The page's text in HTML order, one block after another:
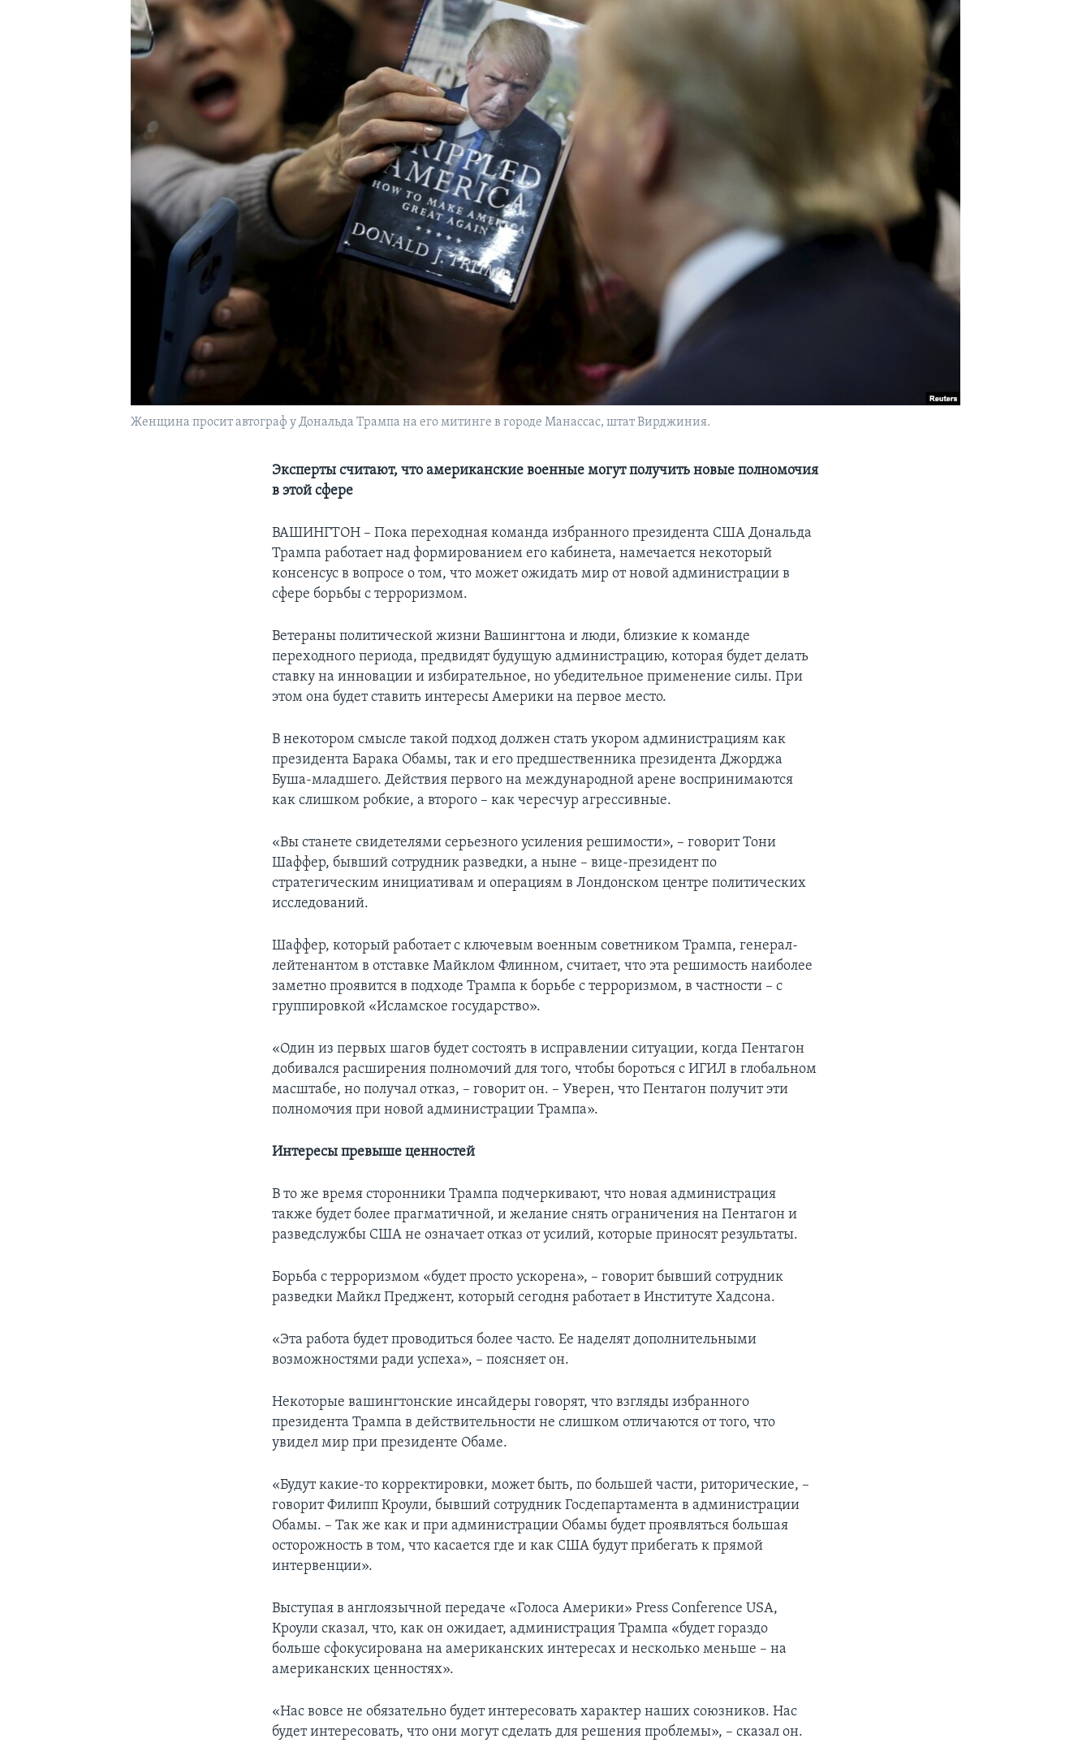
Женщина просит автограф у Дональда Трампа на его митинге в городе Манассас, штат Вирджиния.
Эксперты считают, что американские военные могут получить новые полномочия
в этой сфере
ВАШИНГТОН – Пока переходная команда избранного президента США Дональда
Трампа работает над формированием его кабинета, намечается некоторый
консенсус в вопросе о том, что может ожидать мир от новой администрации в
сфере борьбы с терроризмом.
Ветераны политической жизни Вашингтона и люди, близкие к команде
переходного периода, предвидят будущую администрацию, которая будет делать
ставку на инновации и избирательное, но убедительное применение силы. При
этом она будет ставить интересы Америки на первое место.
В некотором смысле такой подход должен стать укором администрациям как
президента Барака Обамы, так и его предшественника президента Джорджа
Буша-младшего. Действия первого на международной арене воспринимаются
как слишком робкие, а второго – как чересчур агрессивные.
«Вы станете свидетелями серьезного усиления решимости», – говорит Тони
Шаффер, бывший сотрудник разведки, а ныне – вице-президент по
стратегическим инициативам и операциям в Лондонском центре политических
исследований.
Шаффер, который работает с ключевым военным советником Трампа, генерал-
лейтенантом в отставке Майклом Флинном, считает, что эта решимость наиболее
заметно проявится в подходе Трампа к борьбе с терроризмом, в частности – с
группировкой «Исламское государство».
«Один из первых шагов будет состоять в исправлении ситуации, когда Пентагон
добивался расширения полномочий для того, чтобы бороться с ИГИЛ в глобальном
масштабе, но получал отказ, – говорит он. – Уверен, что Пентагон получит эти
полномочия при новой администрации Трампа».
Интересы превыше ценностей
В то же время сторонники Трампа подчеркивают, что новая администрация
также будет более прагматичной, и желание снять ограничения на Пентагон и
разведслужбы США не означает отказ от усилий, которые приносят результаты.
Борьба с терроризмом «будет просто ускорена», – говорит бывший сотрудник
разведки Майкл Преджент, который сегодня работает в Институте Хадсона.
«Эта работа будет проводиться более часто. Ее наделят дополнительными
возможностями ради успеха», – поясняет он.
Некоторые вашингтонские инсайдеры говорят, что взгляды избранного
президента Трампа в действительности не слишком отличаются от того, что
увидел мир при президенте Обаме.
«Будут какие-то корректировки, может быть, по большей части, риторические, –
говорит Филипп Кроули, бывший сотрудник Госдепартамента в администрации
Обамы. – Так же как и при администрации Обамы будет проявляться большая
осторожность в том, что касается где и как США будут прибегать к прямой
интервенции».
Выступая в англоязычной передаче «Голоса Америки» Press Conference USA,
Кроули сказал, что, как он ожидает, администрация Трампа «будет гораздо
больше сфокусирована на американских интересах и несколько меньше – на
американских ценностях».
«Нас вовсе не обязательно будет интересовать характер наших союзников. Нас
будет интересовать, что они могут сделать для решения проблемы», – сказал он.